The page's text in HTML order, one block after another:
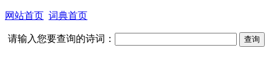
网站首页 词典首页
请输入您要查询的诗词：